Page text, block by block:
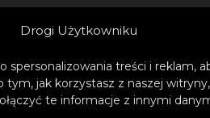
Drogi Użytkowniku
treści i reklam,
tym, jak korzystasz z naszej
te informacje z innymi